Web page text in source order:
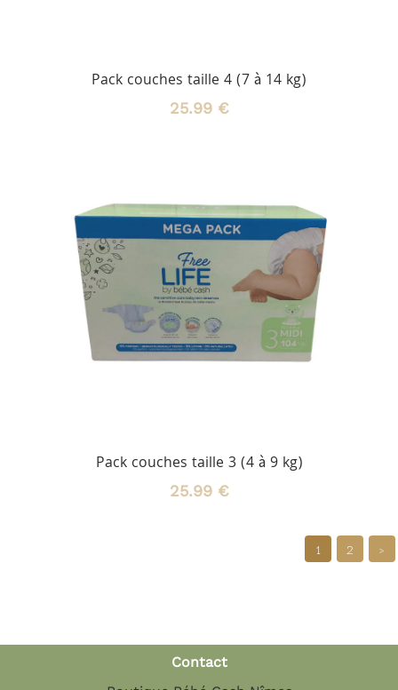
Pack couches taille 4 (7 à 14 kg)
25.99 €
Pack couches taille 3 (4 à 9 kg)
25.99 €
1 2 >
Contact